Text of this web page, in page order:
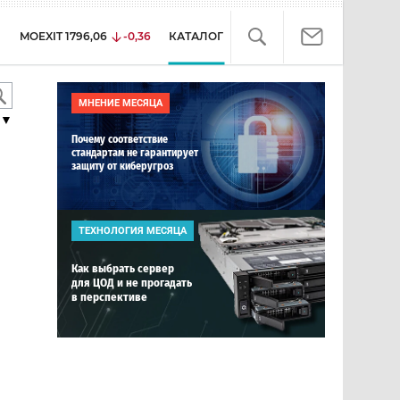
MOEXIT 1796,06 -0,36 КАТАЛОГ
▼
МНЕНИЕ МЕСЯЦА
Почему соответствие
стандартам не гарантирует
защиту от киберугроз
ТЕХНОЛОГИЯ МЕСЯЦА
Как выбрать сервер
для ЦОД и не прогадать
в перспективе